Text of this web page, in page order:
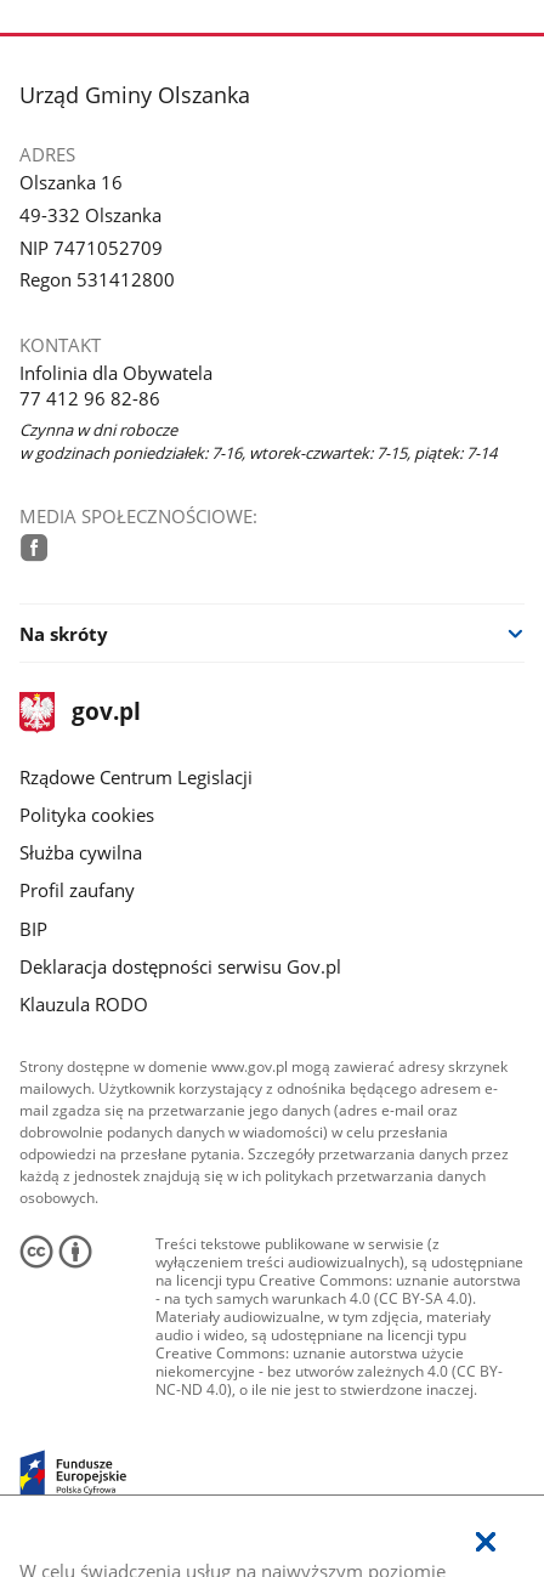
W celu świadczenia usług na najwyższym poziomie
stopka
Urząd Gminy Olszanka
ADRES
Olszanka 16
49-332 Olszanka
NIP 7471052709
Regon 531412800
KONTAKT
Infolinia dla Obywatela
77 412 96 82-86
Czynna w dni robocze
w godzinach poniedziałek: 7-16, wtorek-czwartek: 7-15, piątek: 7-14
MEDIA SPOŁECZNOŚCIOWE:
Na skróty
stopka
gov.plStrona
gov.pl
Rządowe Centrum Legislacji
Polityka cookies
Służba cywilna
Profil zaufany
BIP
Deklaracja dostępności serwisu Gov.pl
Klauzula RODO
Strony dostępne w domenie www.gov.pl mogą zawierać adresy skrzynek
mailowych. Użytkownik korzystający z odnośnika będącego adresem e-
mail zgadza się na przetwarzanie jego danych (adres e-mail oraz
dobrowolnie podanych danych w wiadomości) w celu przesłania
odpowiedzi na przesłane pytania. Szczegóły przetwarzania danych przez
każdą z jednostek znajdują się w ich politykach przetwarzania danych
osobowych.
Treści tekstowe publikowane w serwisie (z
wyłączeniem treści audiowizualnych), są udostępniane
na licencji typu Creative Commons: uznanie autorstwa
- na tych samych warunkach 4.0 (CC BY-SA 4.0).
Materiały audiowizualne, w tym zdjęcia, materiały
audio i wideo, są udostępniane na licencji typu
Creative Commons: uznanie autorstwa użycie
niekomercyjne - bez utworów zależnych 4.0 (CC BY-
NC-ND 4.0), o ile nie jest to stwierdzone inaczej.